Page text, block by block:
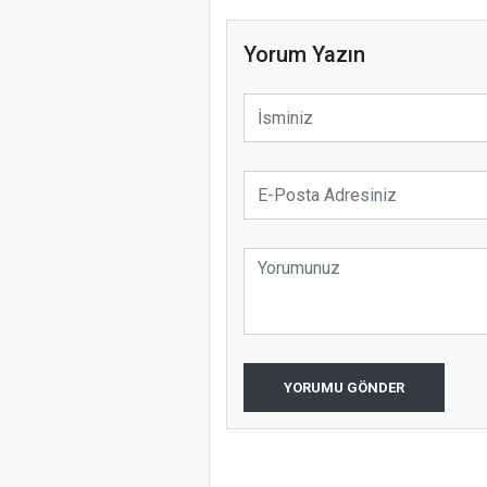
Yorum Yazın
YORUMU GÖNDER